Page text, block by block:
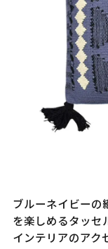
ブルーネイビーの
を楽しめるタッセ
インテリアのアク